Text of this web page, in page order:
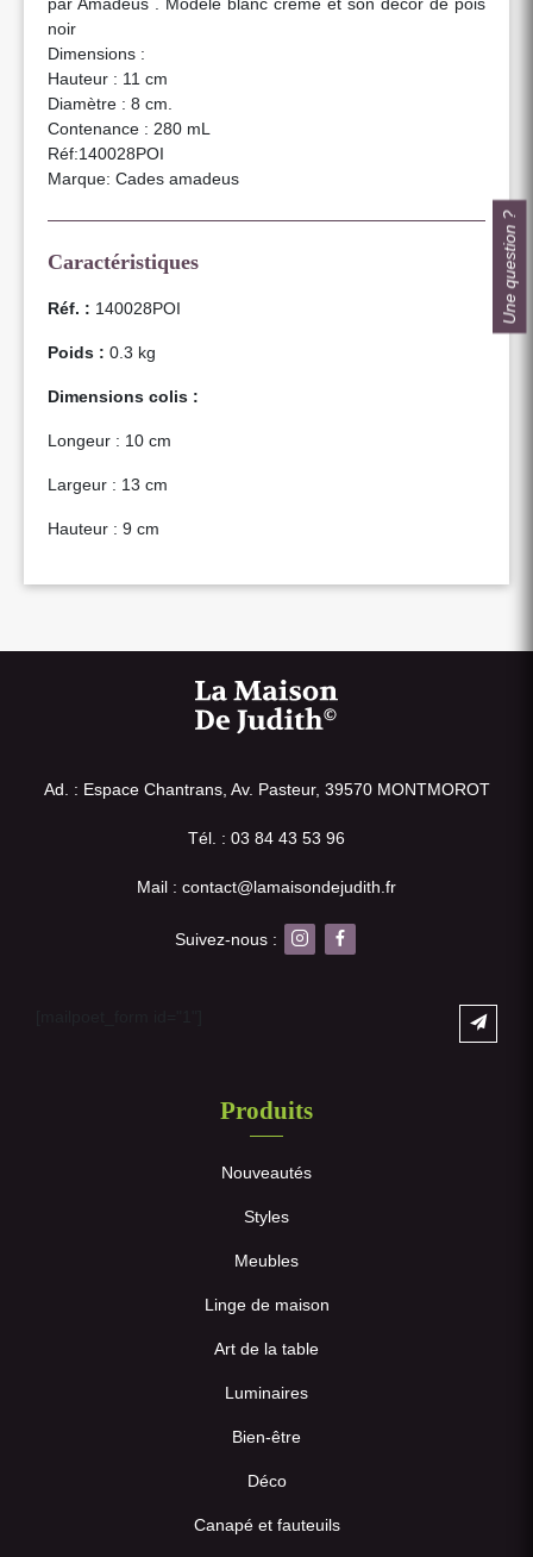
noir
Dimensions :
Hauteur : 11 cm
Diamètre : 8 cm.
Contenance : 280 mL
Réf:140028POI
Marque: Cades amadeus
Caractéristiques
Réf. : 140028POI
Poids : 0.3 kg
Dimensions colis :
Longeur : 10 cm
Largeur : 13 cm
Hauteur : 9 cm
Ad. : Espace Chantrans, Av. Pasteur, 39570 MONTMOROT
Tél. : 03 84 43 53 96
Mail : contact@lamaisondejudith.fr
Suivez-nous :
Produits
Nouveautés
Styles
Meubles
Linge de maison
Art de la table
Luminaires
Bien-être
Déco
Canapé et fauteuils
Une question ?